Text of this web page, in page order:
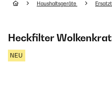
Haushaltsgeräte
Heckfilter
NEU